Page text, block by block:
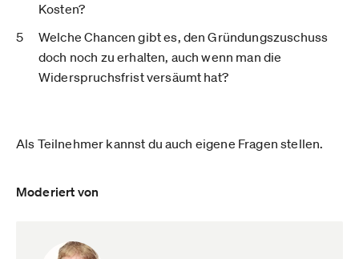
Kosten?
Welche Chancen gibt es, den Gründungszuschuss
doch noch zu erhalten, auch wenn man die
Widerspruchsfrist versäumt hat?
Als Teilnehmer kannst du auch eigene Fragen stellen.
Moderiert von